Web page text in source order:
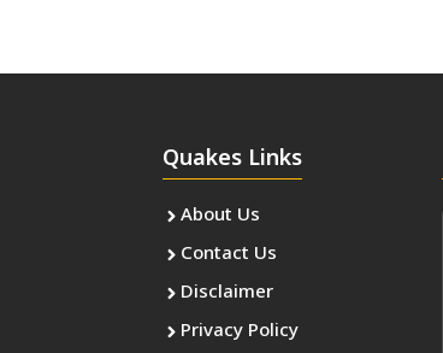
Quakes Links
About Us
Contact Us
Disclaimer
Privacy Policy